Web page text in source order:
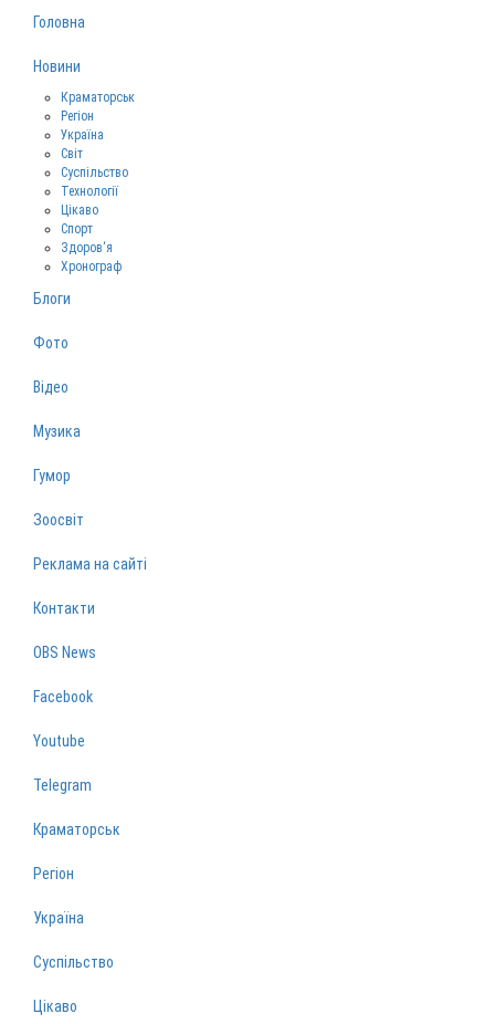
Головна
Новини
Краматорськ
Регіон
Україна
Світ
Суспільство
Технології
Цікаво
Спорт
Здоров‘я
Хронограф
Блоги
Фото
Відео
Музика
Гумор
Зоосвіт
Реклама на сайті
Контакти
OBS News
Facebook
Youtube
Telegram
Краматорськ
Регіон
Україна
Суспільство
Цікаво